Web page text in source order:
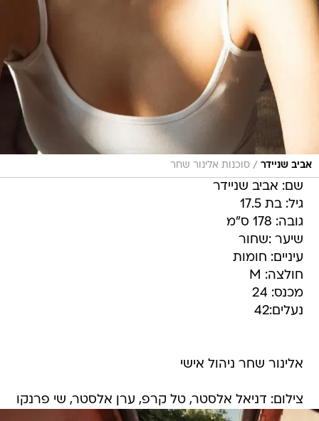
אביב שניידר / סוכנות אלינור שחר
שם: אביב שניידר
גיל: בת 17.5
גובה: 178 ס"מ
שיער :שחור
עיניים: חומות
חולצה: M
מכנס: 24
נעלים:42
אלינור שחר ניהול אישי
צילום: דניאל אלסטר, טל קרפ, ערן אלסטר, שי פרנקו